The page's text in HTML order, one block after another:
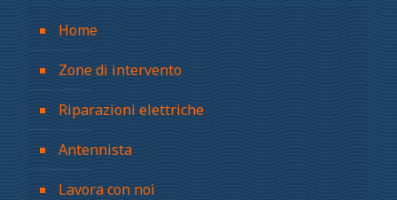
Home
Zone di intervento
Riparazioni elettriche
Antennista
Lavora con noi